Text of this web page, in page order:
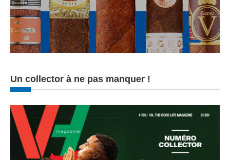
Un collector à ne pas manquer !